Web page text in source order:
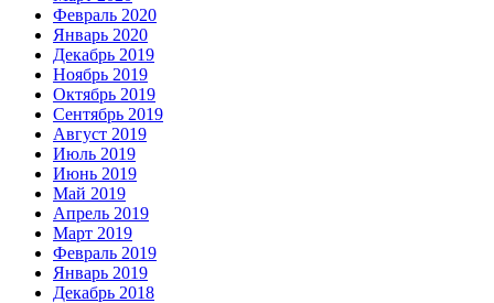
Февраль 2020
Январь 2020
Декабрь 2019
Ноябрь 2019
Октябрь 2019
Сентябрь 2019
Август 2019
Июль 2019
Июнь 2019
Май 2019
Апрель 2019
Март 2019
Февраль 2019
Январь 2019
Декабрь 2018